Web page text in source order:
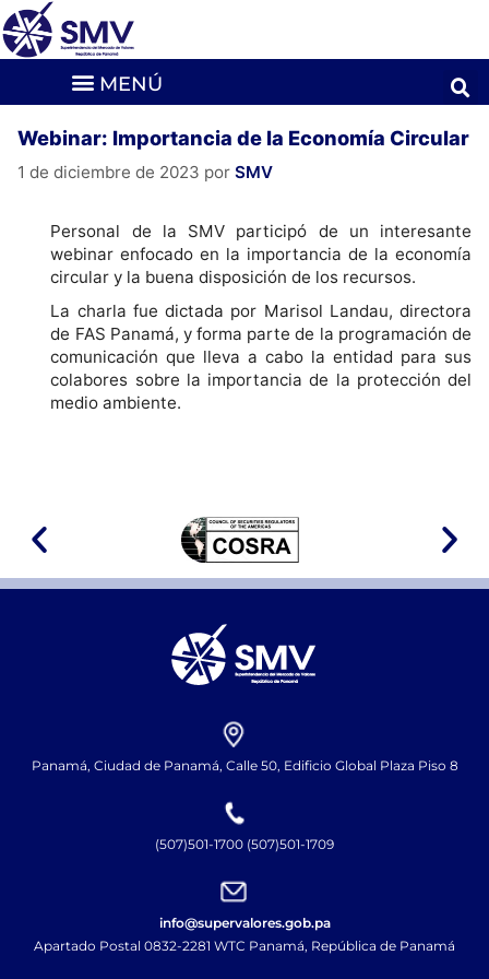
Webinar: Importancia de la Economía Circular
1 de diciembre de 2023 por SMV
Personal de la SMV participó de un interesante
webinar enfocado en la importancia de la economía
circular y la buena disposición de los recursos.
La charla fue dictada por Marisol Landau, directora
de FAS Panamá, y forma parte de la programación de
comunicación que lleva a cabo la entidad para sus
colabores sobre la importancia de la protección del
medio ambiente.
Panamá, Ciudad de Panamá, Calle 50, Edificio Global Plaza Piso 8
(507)501-1700 (507)501-1709
info@supervalores.gob.pa
Apartado Postal 0832-2281 WTC Panamá, República de Panamá​